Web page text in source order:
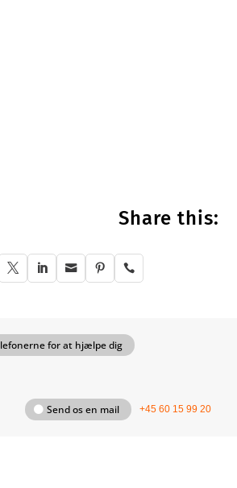
Share this:
    
for at hjælpe dig
Send os en mail +45 60 15 99 20